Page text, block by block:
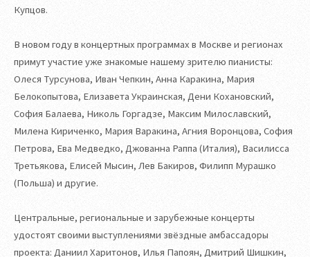
Купцов.
В новом году в концертных программах в Москве и регионах
примут участие уже знакомые нашему зрителю пианисты:
Олеся Турсунова, Иван Чепкин, Анна Каракина, Мария
Белокопытова, Елизавета Украинская, Дени Кохановский,
София Балаева, Николь Горгадзе, Максим Милославский,
Милена Кириченко, Мария Варакина, Агния Воронцова, София
Петрова, Ева Медведко, Джованна Раппа (Италия), Василисса
Третьякова, Елисей Мысин, Лев Бакиров, Филипп Мурашко
(Польша) и другие.
Центральные, региональные и зарубежные концерты
удостоят своими выступлениями звёздные амбассадоры
проекта: Даниил Харитонов, Илья Папоян, Дмитрий Шишкин,